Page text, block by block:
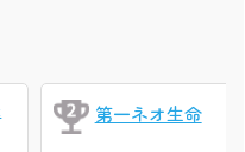
第一ネオ生命